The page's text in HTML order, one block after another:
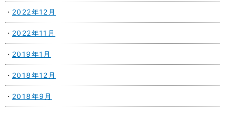
2022年12月
2022年11月
2019年1月
2018年12月
2018年9月